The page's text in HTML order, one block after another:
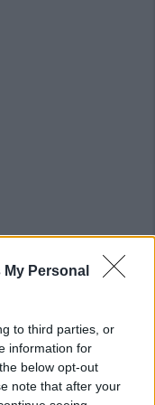
Personal
to third parties, or
information for
below opt-out
note that after your
Contucci,
Souare e Galic